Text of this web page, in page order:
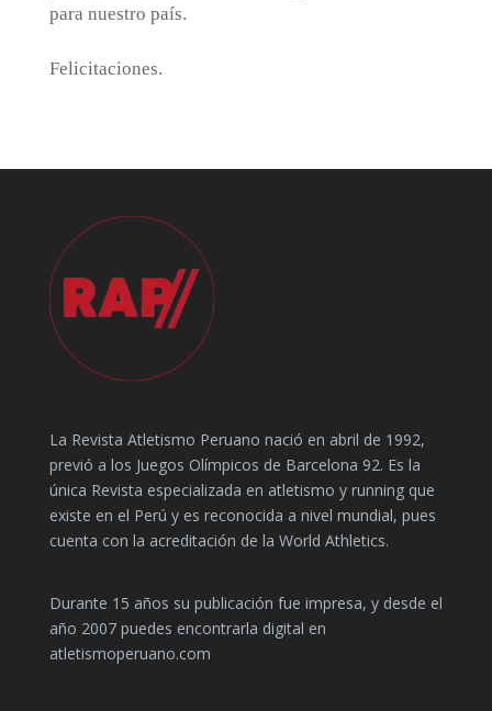
para nuestro país.
Felicitaciones.
La Revista Atletismo Peruano nació en abril de 1992,
previó a los Juegos Olímpicos de Barcelona 92. Es la
única Revista especializada en atletismo y running que
existe en el Perú y es reconocida a nivel mundial, pues
cuenta con la acreditación de la World Athletics.
Durante 15 años su publicación fue impresa, y desde el
año 2007 puedes encontrarla digital en
atletismoperuano.com